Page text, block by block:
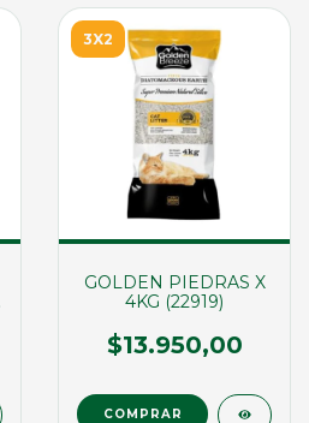
3X2
GOLDEN PIEDRAS X
4KG (22919)
$13.950,00